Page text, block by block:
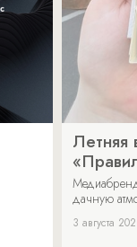
Летняя
дачную
3 августа